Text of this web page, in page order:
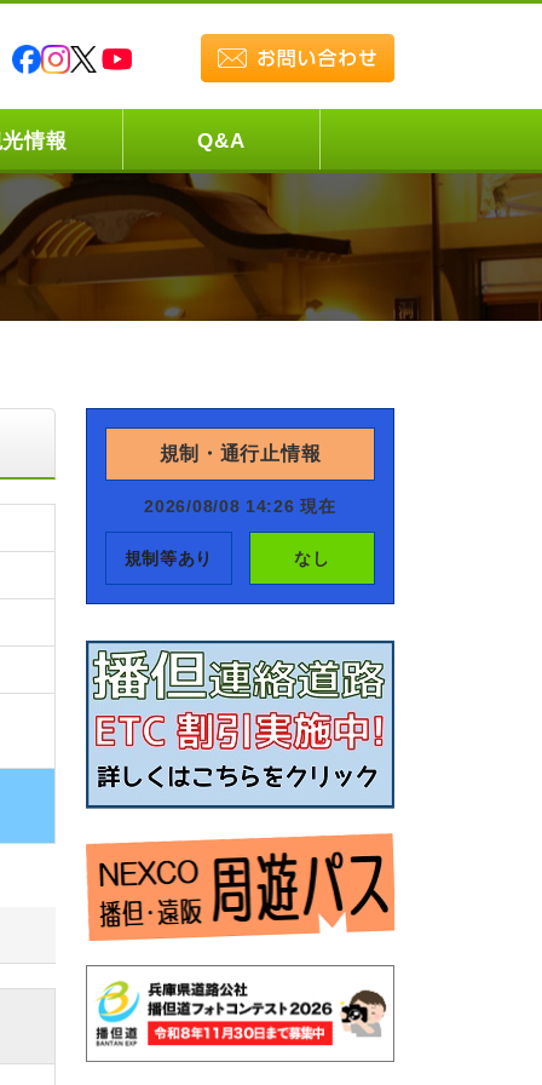
情報 Q&A
規制・通行止情報
2026/08/08 14:26 現在
規制等あり なし